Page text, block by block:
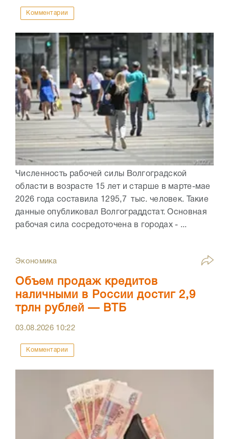
Комментарии
Численность рабочей силы Волгоградской
области в возрасте 15 лет и старше в марте-мае
2026 года составила 1295,7 тыс. человек. Такие
данные опубликовал Волгограддстат. Основная
рабочая сила сосредоточена в городах - ...
Экономика
Объем продаж кредитов
наличными в России достиг 2,9
трлн рублей — ВТБ
03.08.2026 10:22
Комментарии